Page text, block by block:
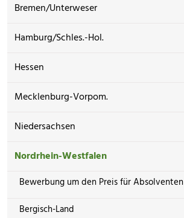
Bremen/Unterweser
Hamburg/Schles.-Hol.
Hessen
Mecklenburg-Vorpom.
Niedersachsen
Nordrhein-Westfalen
Bewerbung um den Preis für Absolventen
Bergisch-Land